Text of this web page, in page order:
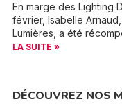
En marge des Lighting
février, Isabelle
Lumières, a été
LA SUITE »
DÉCOUVREZ NOS